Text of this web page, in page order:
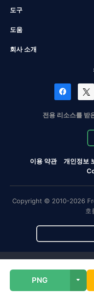
PNG
도구
도움
회사 소개
전용 리소스를 받
이용 약관 개인정보
Copyright © 2010-2026
호